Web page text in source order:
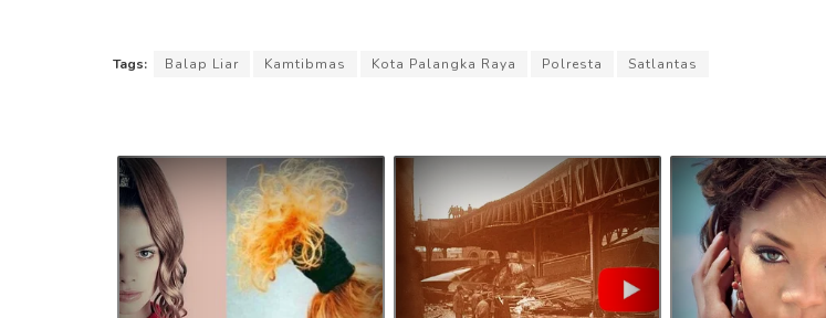
Tags: Balap Liar Kamtibmas Kota Palangka Raya Polresta Satlantas